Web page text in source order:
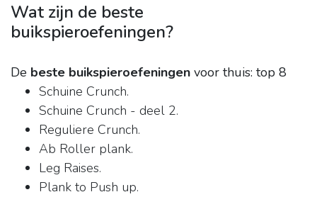
Wat zijn de beste
buikspieroefeningen?
De beste buikspieroefeningen voor thuis: top 8
Schuine Crunch.
Schuine Crunch - deel 2.
Reguliere Crunch.
Ab Roller plank.
Leg Raises.
Plank to Push up.